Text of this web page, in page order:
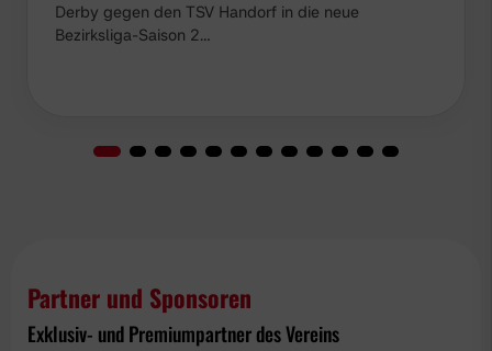
Derby gegen den TSV Handorf in die neue
Bezirksliga-Saison 2…
Partner und Sponsoren
Exklusiv- und Premiumpartner des Vereins